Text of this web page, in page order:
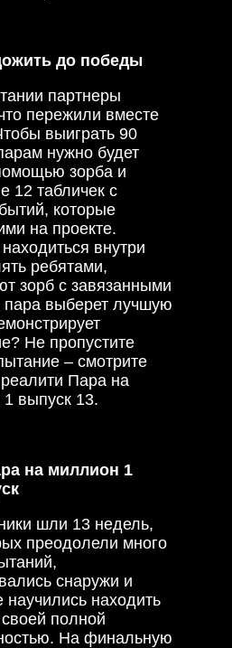
до победы
партнеры
пережили вместе
выиграть 90
нужно будет
зорба и
12 табличек с
которые
на проекте.
внутри
ребятами,
зорб с завязанными
пара выберет лучшую
Не пропустите
– смотрите
Пара на
выпуск 13.
на миллион 1
шли 13 недель,
преодолели много
снаружи и
научились находить
полной
На финальную